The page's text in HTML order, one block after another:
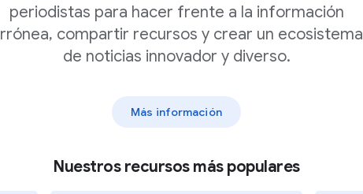
periodistas para hacer frente a la información
compartir recursos y crear un ecosistema
de noticias innovador y diverso.
Más información
Nuestros recursos más populares
acceder a las